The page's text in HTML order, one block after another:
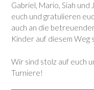
Gabriel, Mario, Siah
euch und gratulieren
auch an die
Kinder auf diesem
Wir sind stolz auf euch
Turniere!